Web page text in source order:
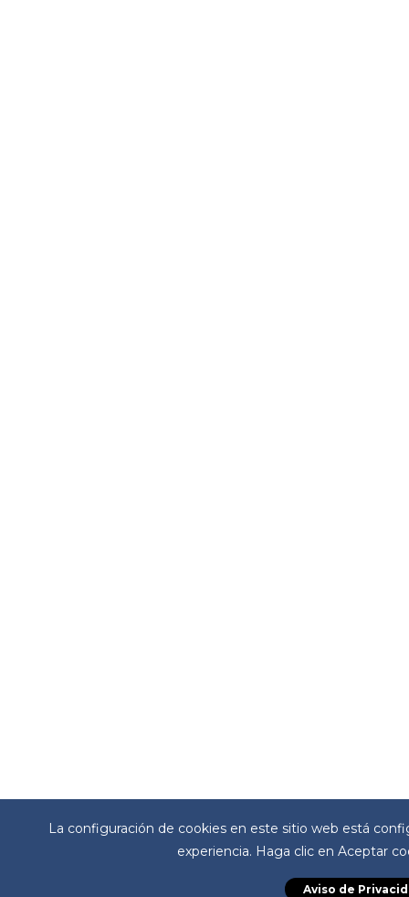
La configuración de cookies en este sitio web está
experiencia. Haga clic en Aceptar
Aviso de